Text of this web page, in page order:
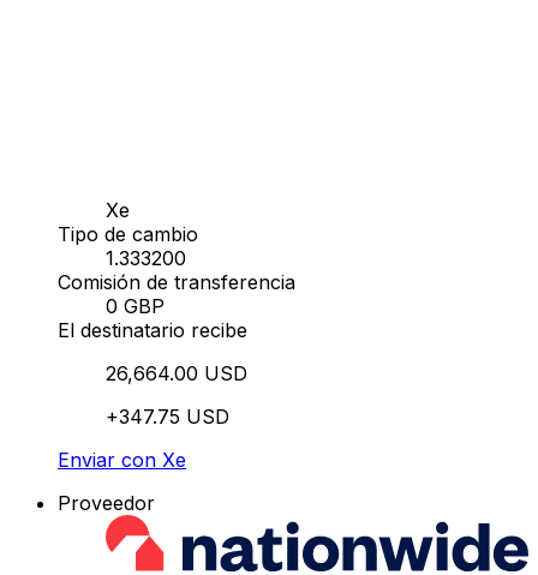
Xe
Tipo de cambio
1.333200
Comisión de transferencia
0 GBP
El destinatario recibe
26,664.00 USD
+347.75 USD
Enviar con Xe
Proveedor